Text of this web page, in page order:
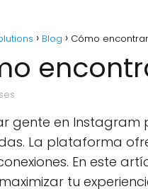
Blog Cómo
gente en Instagram
La plataforma
En este
tu